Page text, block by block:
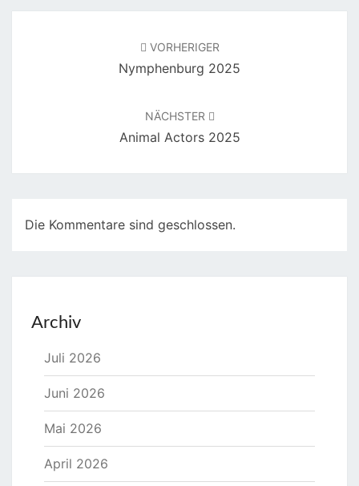
VORHERIGER
Nymphenburg 2025
NÄCHSTER
Animal Actors 2025
Die Kommentare sind geschlossen.
Archiv
Juli 2026
Juni 2026
Mai 2026
April 2026